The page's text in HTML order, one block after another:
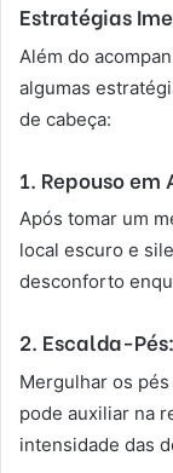
Estratégias
Além do
algumas
de cabeça:
1. Repouso
Após tomar um
local escuro e
desconforto
2. Escalda-Pés:
Mergulhar os
pode auxiliar na
intensidade das